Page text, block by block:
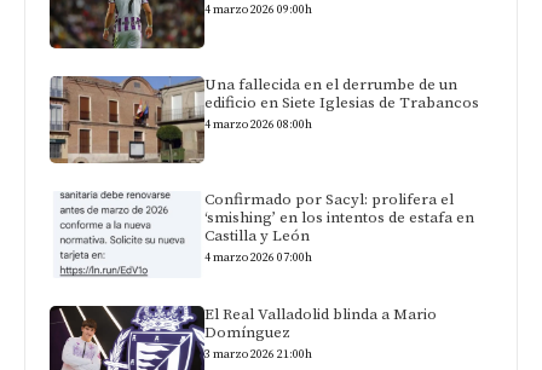
4 marzo 2026 09:00h
Una fallecida en el derrumbe de un
edificio en Siete Iglesias de Trabancos
4 marzo 2026 08:00h
Confirmado por Sacyl: prolifera el
‘smishing’ en los intentos de estafa en
Castilla y León
4 marzo 2026 07:00h
El Real Valladolid blinda a Mario
Domínguez
3 marzo 2026 21:00h